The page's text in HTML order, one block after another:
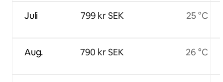
Juli
Aug.
799 kr SEK
790 kr SEK
25 °C
26 °C